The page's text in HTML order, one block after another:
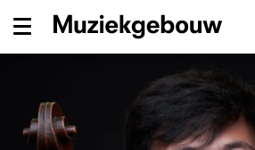
Menu